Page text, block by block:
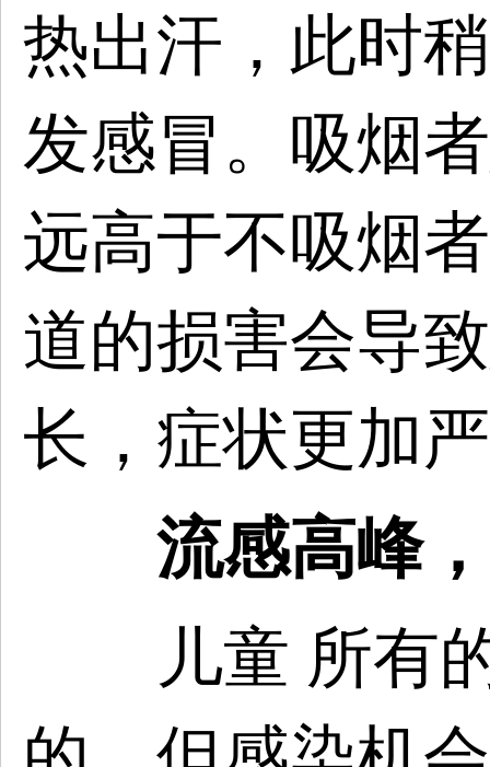
热出汗，此时
发感冒。吸烟
远高于不吸烟
道的损害会导
长，症状更加
流感高峰
儿童 所有的